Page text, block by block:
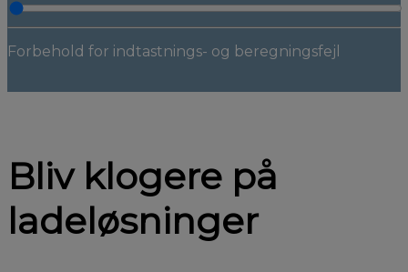
Forbehold for indtastnings- og beregningsfejl
Bliv klogere på
ladeløsninger